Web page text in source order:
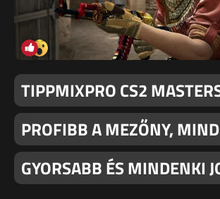
TIPPMIXPRO CS2
PROFIBB A MEZŐNY,
GYORSABB ÉS MINDENKI